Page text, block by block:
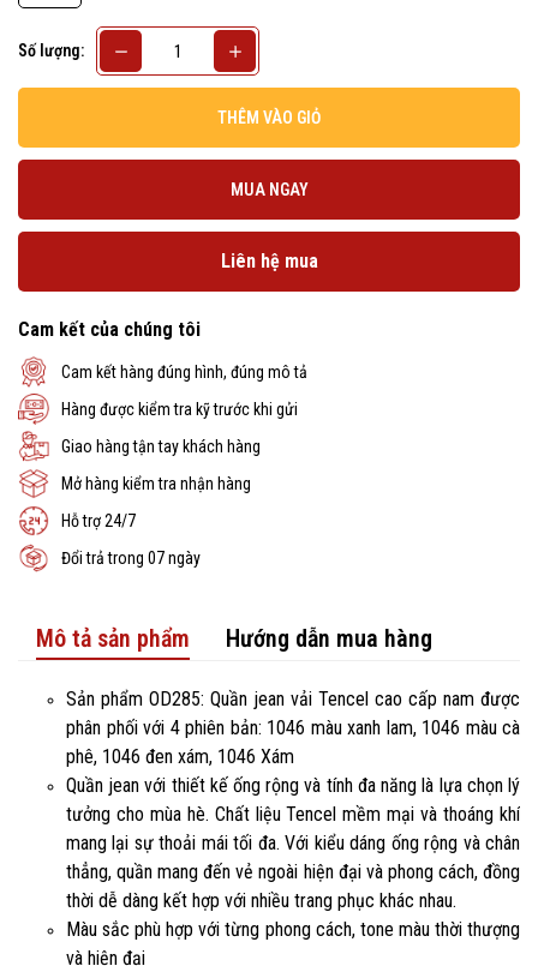
Số lượng:
THÊM VÀO GIỎ
MUA NGAY
Liên hệ mua
Cam kết của chúng tôi
Cam kết hàng đúng hình, đúng mô tả
Hàng được kiểm tra kỹ trước khi gửi
Giao hàng tận tay khách hàng
Mở hàng kiểm tra nhận hàng
Hỗ trợ 24/7
Đổi trả trong 07 ngày
Mô tả sản phẩm Hướng dẫn mua hàng
Sản phẩm OD285: Quần jean vải Tencel cao cấp ​​nam được
phân phối với 4 phiên bản: 1046 màu xanh lam, 1046 màu cà
phê, 1046 đen xám, 1046 Xám
Quần jean với thiết kế ống rộng và tính đa năng là lựa chọn lý
tưởng cho mùa hè. Chất liệu Tencel mềm mại và thoáng khí
mang lại sự thoải mái tối đa. Với kiểu dáng ống rộng và chân
thẳng, quần mang đến vẻ ngoài hiện đại và phong cách, đồng
thời dễ dàng kết hợp với nhiều trang phục khác nhau.
Màu sắc phù hợp với từng phong cách, tone màu thời thượng
và hiện đại